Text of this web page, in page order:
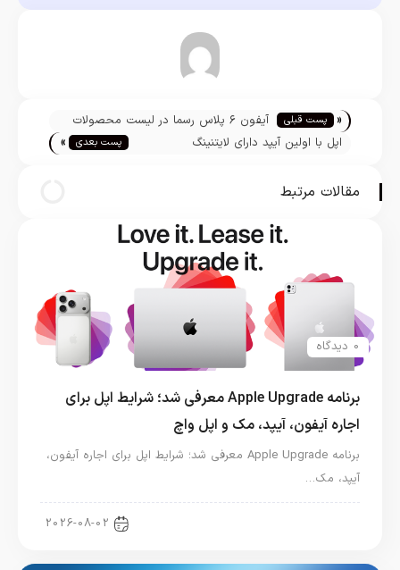
« پست قبلی
آیفون ۶ پلاس رسما در لیست محصولات
قدیمی اپل قرار گرفت
اپل با اولین آیپد دارای لایتنینگ
پست بعدی »
مقالات مرتبط
0 دیدگاه
برنامه Apple Upgrade معرفی شد؛ شرایط اپل برای
اجاره آیفون، آیپد، مک و اپل واچ
برنامه Apple Upgrade معرفی شد؛ شرایط اپل برای اجاره آیفون،
آیپد، مک…
2026-08-02